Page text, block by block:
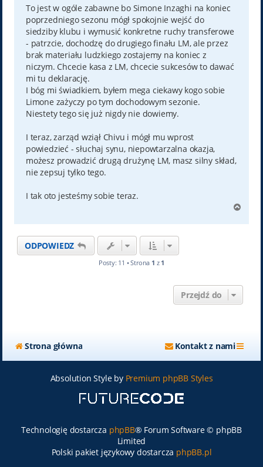
t
To jest w ogóle zabawne bo Simone Inzaghi na koniec
poprzedniego sezonu mógł spokojnie wejść do
siedziby klubu i wymusić konkretne ruchy transferowe
- patrzcie, dochodzę do drugiego finału LM, ale przez
brak materiału ludzkiego zostajemy na koniec z
niczym. Chcecie kasa z LM, chcecie sukcesów to dawać
mi tu deklarację.
I bóg mi świadkiem, byłem mega ciekawy kogo sobie
Limone zażyczy po tym dochodowym sezonie.
Niestety tego się już nigdy nie dowiemy.
I teraz, zarząd wziął Chivu i mógł mu wprost
powiedzieć - słuchaj synu, niepowtarzalna okazja,
możesz prowadzić drugą drużynę LM, masz silny skład,
nie zepsuj tylko tego.
I tak oto jesteśmy sobie teraz.
g
ODPOWIEDZ
Posty: 11 • Strona 1 z 1
Przejdź do
Strona główna Kontakt z nami
Absolution Style by Premium phpBB Styles
Technologię dostarcza phpBB® Forum Software © phpBB
Limited
Polski pakiet językowy dostarcza phpBB.pl